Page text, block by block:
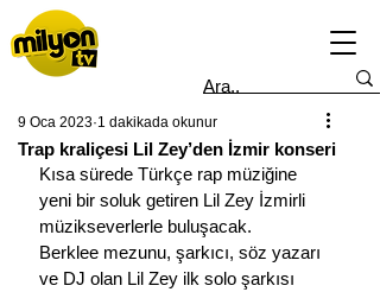
Trap kraliçesi Lil Zey’den İzmir konseri
9 Oca 2023 1 dakikada okunur
Kısa sürede Türkçe rap müziğine
yeni bir soluk getiren Lil Zey İzmirli
müzikseverlerle buluşacak.
Berklee mezunu, şarkıcı, söz yazarı
ve DJ olan Lil Zey ilk solo şarkısı